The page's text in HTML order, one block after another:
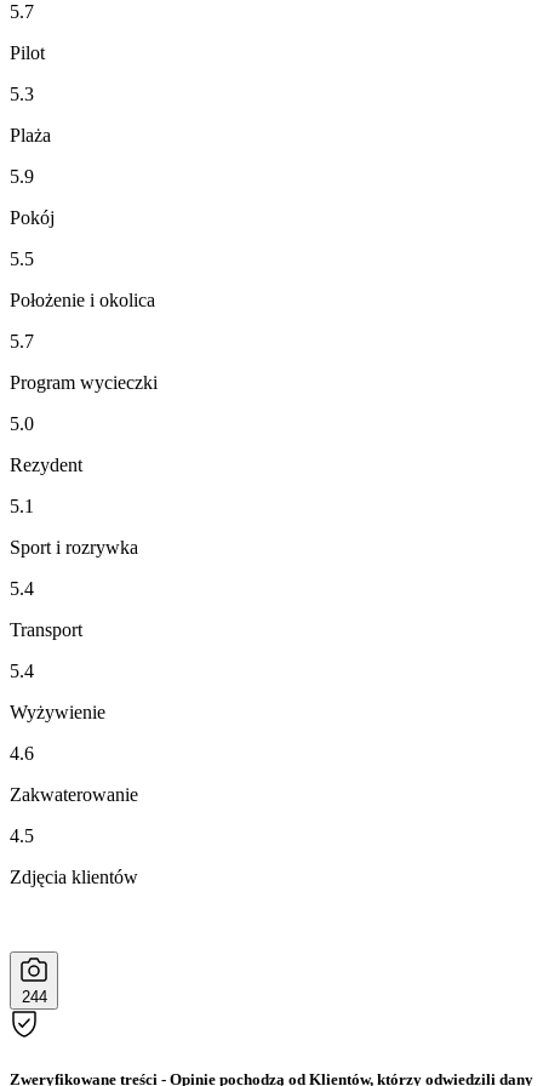
5.7
Pilot
5.3
Plaża
5.9
Pokój
5.5
Położenie i okolica
5.7
Program wycieczki
5.0
Rezydent
5.1
Sport i rozrywka
5.4
Transport
5.4
Wyżywienie
4.6
Zakwaterowanie
4.5
Zdjęcia klientów
244
Zweryfikowane treści - Opinie pochodzą od Klientów, którzy odwiedzili dany